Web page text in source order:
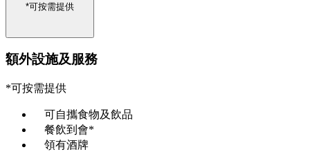
*可按需提供
額外設施及服務
*可按需提供
可自攜食物及飲品
餐飲到會*
領有酒牌